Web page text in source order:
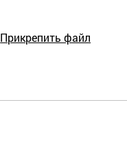
Прикрепить файл